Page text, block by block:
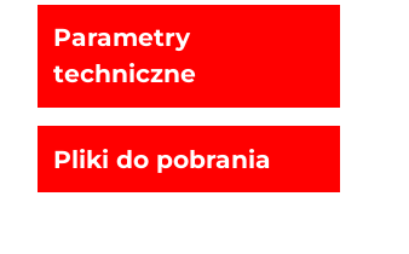
Parametry
techniczne
Pliki do pobrania